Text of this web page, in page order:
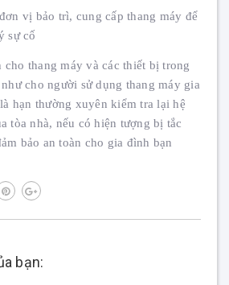
vị bảo trì, cung cấp thang máy để
sự cố
cho thang máy và các thiết bị trong
cho người sử dụng thang máy gia
hạn thường xuyên kiểm tra lại hệ
tòa nhà, nếu có hiện tượng bị tắc
bảo an toàn cho gia đình bạn
bạn: